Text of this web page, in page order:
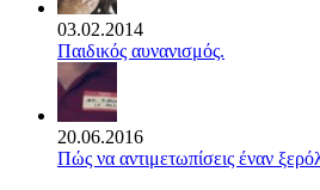
03.02.2014
Παιδικός αυνανισμός.
20.06.2016
Πώς να αντιμετωπίσεις έναν